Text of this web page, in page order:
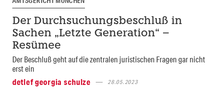
Der Durchsuchungsbeschluß in
Sachen „Letzte Generation“ –
Resümee
Der Beschluß geht auf die zentralen juristischen Fragen gar nicht
erst ein
detlef georgia schulze
28.05.2023